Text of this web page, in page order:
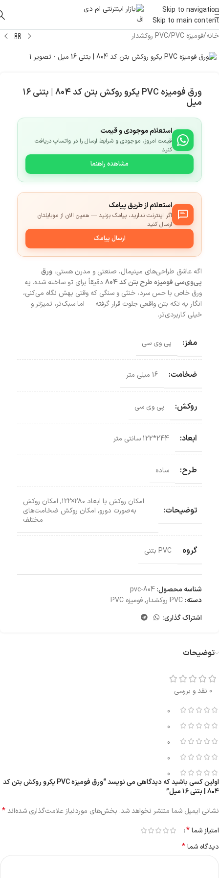
Skip to navigation
Skip to main content
خانه/فومیزه PVC /PVC روکشدار
ورق فومیزه PVC یکرو روکش بتن کد ۸۰۴ | بتنی ۱۶
میل
استعلام موجودی و قیمت
قیمت امروز، موجودی و شرایط ارسال را در واتساپ دریافت
کنید
مشاهده راهنما
استعلام از طریق پیامک
اگر اینترنت ندارید، پیامک بزنید — همین الان از موبایلتان
ارسال کنید
ارسال پیامک
اگه عاشق طراحی‌های مینیمال، صنعتی و مدرن هستی، ورق
پی‌وی‌سی فومیزه طرح بتن کد 804
دقیقاً برای تو ساخته شده. یه
ورق خاص با حس سرد، خنثی و سنگی که وقتی بهش نگاه می‌کنی،
انگار یه تکه بتن واقعی جلوت قرار گرفته — اما سبک‌تر، تمیزتر و
خیلی کاربردی‌تر.
مغز: پی وی سی
ضخامت: 16 میلی متر
روکش: پی وی سی
ابعاد: 244*122 سانتی‌ متر
طرح: ساده
توضیحات:
امکان روکش با ابعاد ۲۸۰×۱۲۲ , امکان روکش‌
به‌صورت دورو, امکان روکش ضخامت‌های
مختلف
گروه PVC بتنی
شناسه محصول:pvc-804
دسته: PVC روکشدار ,فومیزه PVC
اشتراک گذاری:
توضیحات
0 نقد و بررسی
0
0
0
0
0
اولین کسی باشید که دیدگاهی می نویسد “ورق فومیزه PVC یکرو روکش بتن کد
۸۰۴ | بتنی ۱۶ میل”
نشانی ایمیل شما منتشر نخواهد شد. بخش‌های موردنیاز علامت‌گذاری شده‌اند*
امتیاز شما*
دیدگاه شما*